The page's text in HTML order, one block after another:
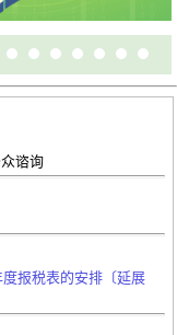
谘询
报税表的安排〔延展